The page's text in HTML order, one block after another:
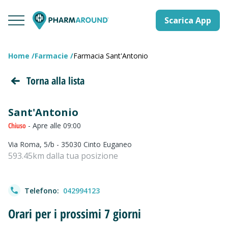
Scarica App
Home Farmacie Farmacia Sant'Antonio
Torna alla lista
Sant'Antonio
Chiuso - Apre alle 09:00
Via Roma, 5/b - 35030 Cinto Euganeo
593.45km dalla tua posizione
Telefono: 042994123
Orari per i prossimi 7 giorni